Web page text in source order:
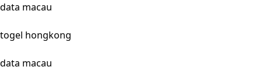
data macau
togel hongkong
data macau